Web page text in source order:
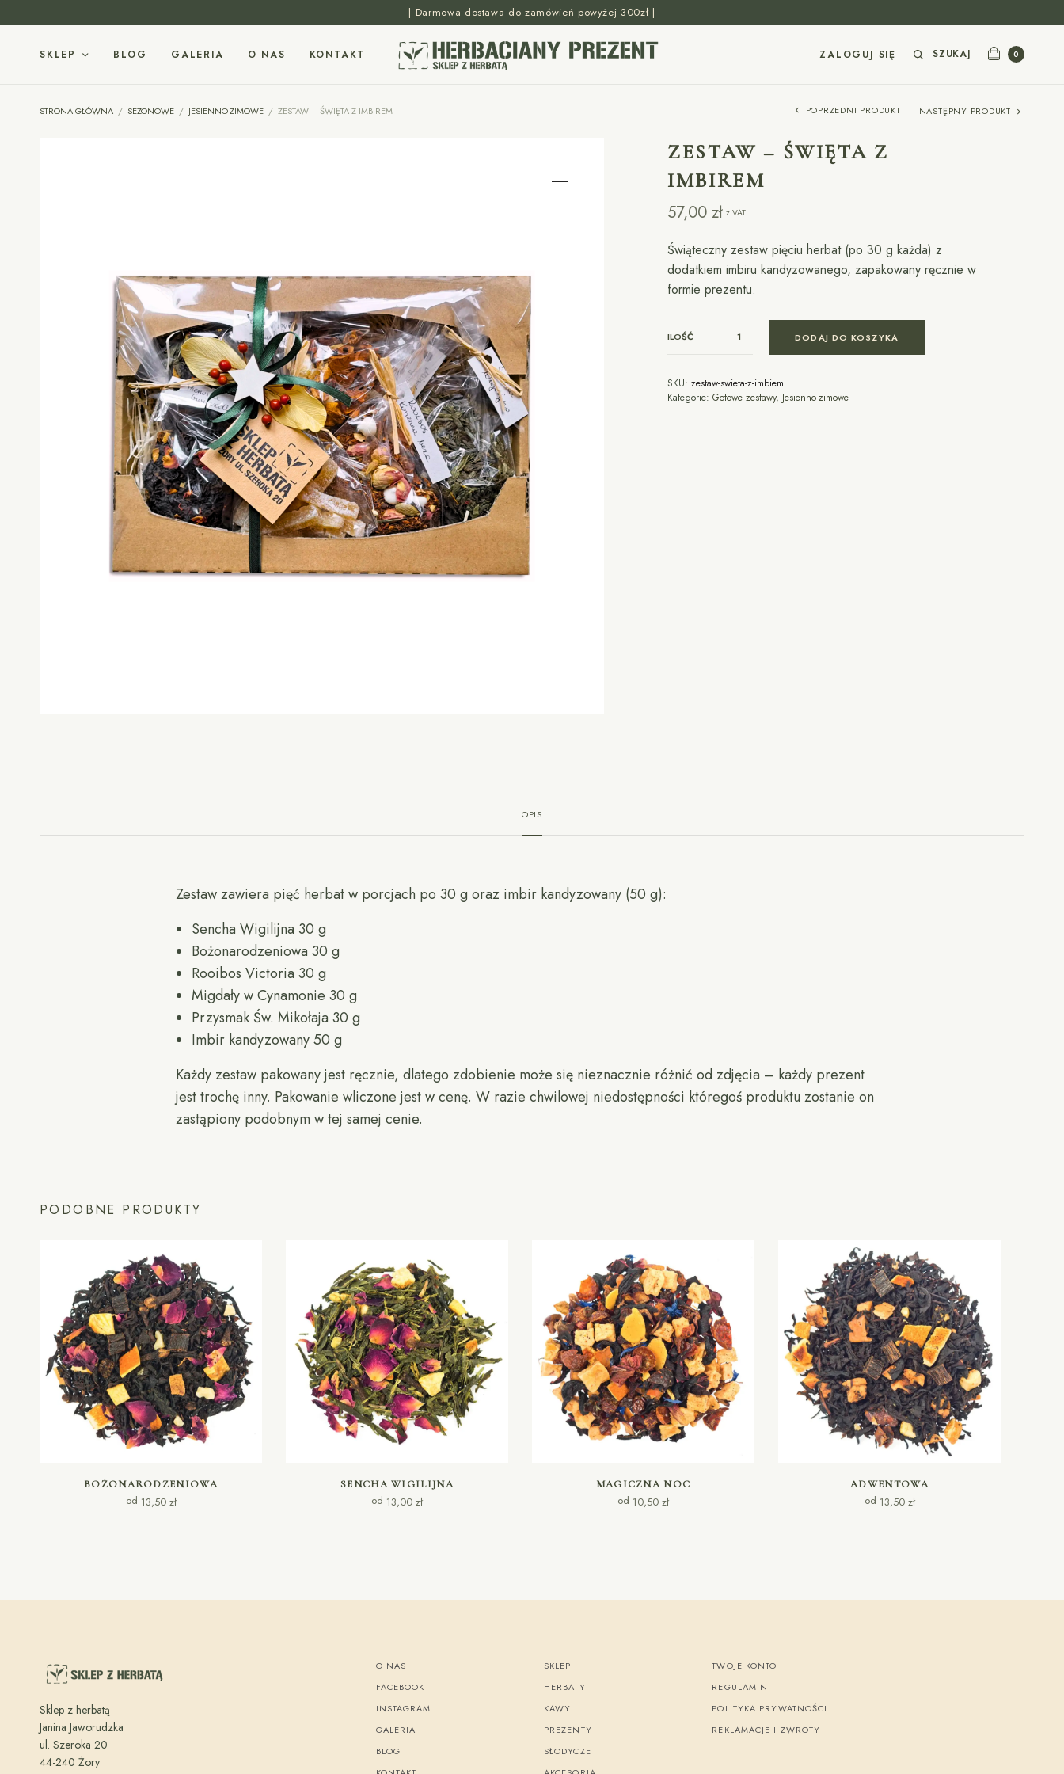
| Darmowa dostawa do zamówień powyżej 300zł |
SKLEP BLOG GALERIA O NAS KONTAKT ZALOGUJ SIĘ SZUKAJ 0
STRONA GŁÓWNA / SEZONOWE / JESIENNO-ZIMOWE / ZESTAW – ŚWIĘTA Z IMBIREM POPRZEDNI PRODUKT NASTĘPNY PRODUKT
ZESTAW – ŚWIĘTA Z
IMBIREM
57,00zł z VAT
Świąteczny zestaw pięciu herbat (po 30 g każda) z
dodatkiem imbiru kandyzowanego, zapakowany ręcznie w
formie prezentu.
ILOŚĆ DODAJ DO KOSZYKA
SKU:zestaw-swieta-z-imbiem
Kategorie:Gotowe zestawy, Jesienno-zimowe
OPIS
Zestaw zawiera pięć herbat w porcjach po 30 g oraz imbir kandyzowany (50 g):
Sencha Wigilijna 30 g
Bożonarodzeniowa 30 g
Rooibos Victoria 30 g
Migdały w Cynamonie 30 g
Przysmak Św. Mikołaja 30 g
Imbir kandyzowany 50 g
Każdy zestaw pakowany jest ręcznie, dlatego zdobienie może się nieznacznie różnić od zdjęcia – każdy prezent
jest trochę inny. Pakowanie wliczone jest w cenę. W razie chwilowej niedostępności któregoś produktu zostanie on
zastąpiony podobnym w tej samej cenie.
PODOBNE PRODUKTY
WYBIERZ OPCJE
BOŻONARODZENIOWA
od 13,50 zł
WYBIERZ OPCJE
SENCHA WIGILIJNA
od 13,00 zł
WYBIERZ OPCJE
MAGICZNA NOC
od 10,50 zł
WYBIERZ OPCJE
ADWENTOWA
od 13,50 zł
Sklep z herbatą
Janina Jaworudzka
ul. Szeroka 20
44-240 Żory
O NAS
FACEBOOK
INSTAGRAM
GALERIA
BLOG
SKLEP
HERBATY
KAWY
PREZENTY
SŁODYCZE
TWOJE KONTO
REGULAMIN
POLITYKA PRYWATNOŚCI
REKLAMACJE I ZWROTY